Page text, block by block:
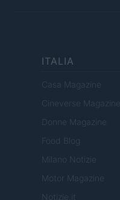
ITALIA
Casa Magazine
Cineverse Magazine
Donne Magazine
Food Blog
Milano Notizie
Motor Magazine
Notizie.it